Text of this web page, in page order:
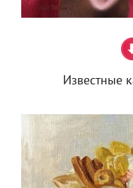
Известные